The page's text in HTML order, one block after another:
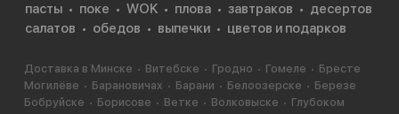
пасты
поке WOK плова завтраков
десертов
салатов
обедов выпечки цветов и подарков
Доставка в Минске Витебске Гродно Гомеле
Бресте
Могилёве
Барановичах Барани Белоозерске
Березе
Бобруйске
Борисове Ветке Волковыске
Глубоком